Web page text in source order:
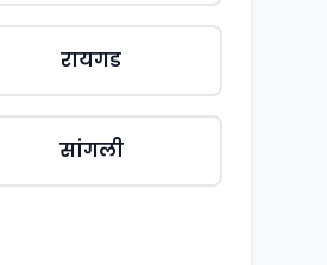
रायगड
सांगली